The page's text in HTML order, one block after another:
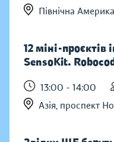
Північна
12 міні-проєктів
SensoKit.
13:00 - 14:00
Азія, проспект